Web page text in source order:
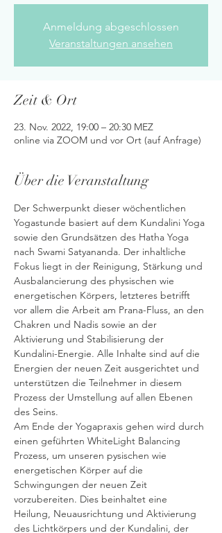
Anmeldung abgeschlossen
Veranstaltungen ansehen
Zeit & Ort
23. Nov. 2022, 19:00 – 20:30 MEZ
online via ZOOM und vor Ort (auf Anfrage)
Über die Veranstaltung
Der Schwerpunkt dieser wöchentlichen
Yogastunde basiert auf dem Kundalini Yoga
sowie den Grundsätzen des Hatha Yoga
nach Swami Satyananda. Der inhaltliche
Fokus liegt in der Reinigung, Stärkung und
Ausbalancierung des physischen wie
energetischen Körpers, letzteres betrifft
vor allem die Arbeit am Prana-Fluss, an den
Chakren und Nadis sowie an der
Aktivierung und Stabilisierung der
Kundalini-Energie. Alle Inhalte sind auf die
Energien der neuen Zeit ausgerichtet und
unterstützen die Teilnehmer in diesem
Prozess der Umstellung auf allen Ebenen
des Seins.
Am Ende der Yogapraxis gehen wird durch
einen geführten WhiteLight Balancing
Prozess, um unseren pysischen wie
energetischen Körper auf die
Schwingungen der neuen Zeit
vorzubereiten. Dies beinhaltet eine
Heilung, Neuausrichtung und Aktivierung
des Lichtkörpers und der Kundalini, der